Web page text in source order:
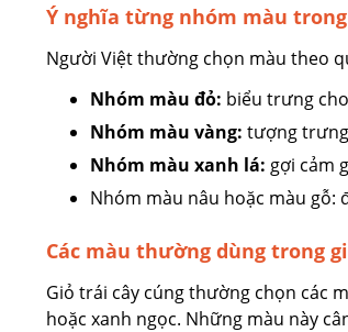
Ý nghĩa từng nhóm màu
Người Việt thường chọn màu theo
Nhóm màu đỏ: biểu trưng
Nhóm màu vàng: tượng
Nhóm màu xanh lá: gợi cảm
Nhóm màu nâu hoặc màu gỗ:
Các màu thường dùng trong
Giỏ trái cây cúng thường chọn các
hoặc xanh ngọc. Những màu này